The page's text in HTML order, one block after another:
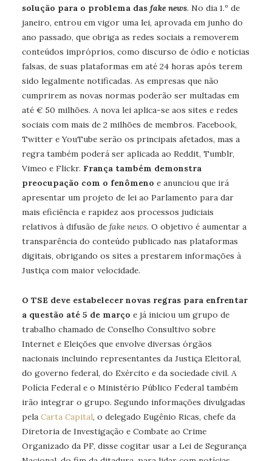
solução para o problema das fake news. No dia 1.º de
janeiro, entrou em vigor uma lei, aprovada em junho do
ano passado, que obriga as redes sociais a removerem
conteúdos impróprios, como discurso de ódio e notícias
falsas, de suas plataformas em até 24 horas após terem
sido legalmente notificadas. As empresas que não
cumprirem as novas normas poderão ser multadas em
até € 50 milhões. A nova lei aplica-se aos sites e redes
sociais com mais de 2 milhões de membros. Facebook,
Twitter e YouTube serão os principais afetados, mas a
regra também poderá ser aplicada ao Reddit, Tumblr,
Vimeo e Flickr. França também demonstra
preocupação com o fenômeno e anunciou que irá
apresentar um projeto de lei ao Parlamento para dar
mais eficiência e rapidez aos processos judiciais
relativos à difusão de fake news. O objetivo é aumentar a
transparência do conteúdo publicado nas plataformas
digitais, obrigando os sites a prestarem informações à
Justiça com maior velocidade.
O TSE deve estabelecer novas regras para enfrentar
a questão até 5 de março e já iniciou um grupo de
trabalho chamado de Conselho Consultivo sobre
Internet e Eleições que envolve diversas órgãos
nacionais incluindo representantes da Justiça Eleitoral,
do governo federal, do Exército e da sociedade civil. A
Polícia Federal e o Ministério Público Federal também
irão integrar o grupo. Segundo informações divulgadas
pela Carta Capital, o delegado Eugênio Ricas, chefe da
Diretoria de Investigação e Combate ao Crime
Organizado da PF, disse cogitar usar a Lei de Segurança